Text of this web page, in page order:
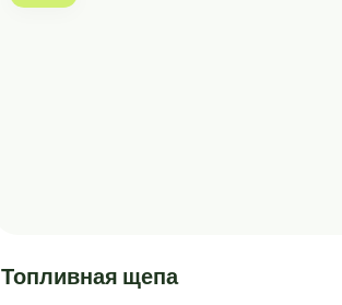
Топливная щепа